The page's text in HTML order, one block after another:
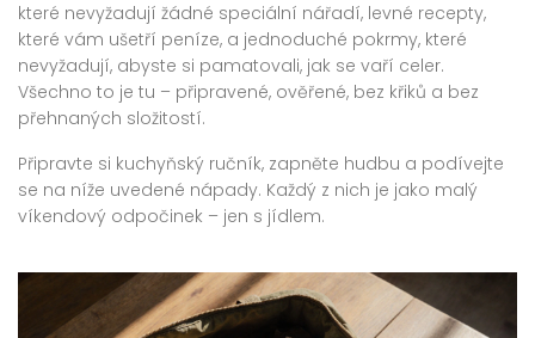
které nevyžadují žádné speciální nářadí, levné recepty,
které vám ušetří peníze, a jednoduché pokrmy, které
nevyžadují, abyste si pamatovali, jak se vaří celer.
Všechno to je tu – připravené, ověřené, bez křiků a bez
přehnaných složitostí.
Připravte si kuchyňský ručník, zapněte hudbu a podívejte
se na níže uvedené nápady. Každý z nich je jako malý
víkendový odpočinek – jen s jídlem.